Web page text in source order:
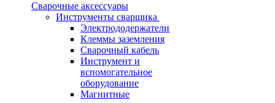
Сварочные аксессуары
Инструменты сварщика
Электрододержатели
Клеммы заземления
Сварочный кабель
Инструмент и
вспомогательное
оборудование
Магнитные